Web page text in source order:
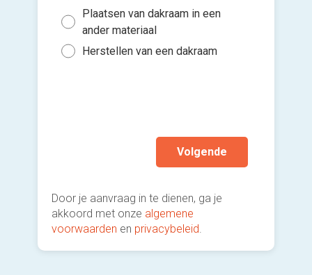
Plaatsen van dakraam in een
ander materiaal
Herstellen van een dakraam
Volgende
Door je aanvraag in te dienen, ga je
akkoord met onze algemene
voorwaarden en privacybeleid.